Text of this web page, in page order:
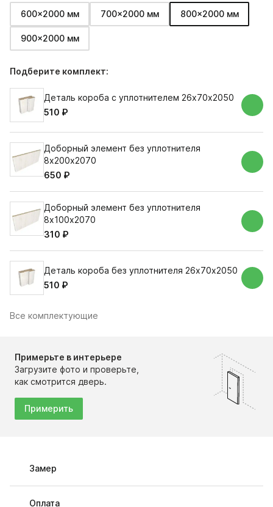
600x2000 мм
700x2000 мм 800x2000 мм
900x2000 мм
Подберите комплект:
Деталь короба с уплотнителем 26х70х2050
510 ₽
Доборный элемент без уплотнителя
8х200х2070
650 ₽
Доборный элемент без уплотнителя
8х100х2070
310 ₽
Деталь короба без уплотнителя 26х70х2050
510 ₽
Все комплектующие
Примерьте в интерьере
Загрузите фото и проверьте,
как смотрится дверь.
Примерить
Замер
Оплата